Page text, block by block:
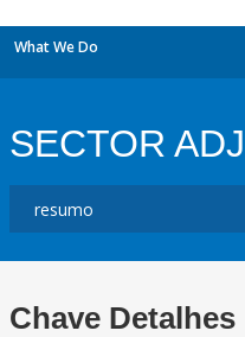
What We Do
SECTOR
Chave Detalhes